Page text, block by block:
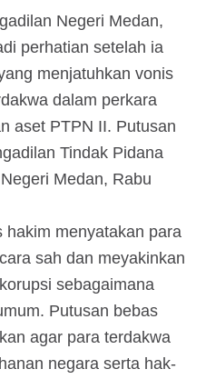
Negeri Medan,
perhatian setelah ia
menjatuhkan vonis
dalam perkara
aset PTPN II. Putusan
Tindak Pidana
Medan, Rabu
hakim menyatakan para
sah dan meyakinkan
sebagaimana
Putusan bebas
agar para terdakwa
negara serta hak-